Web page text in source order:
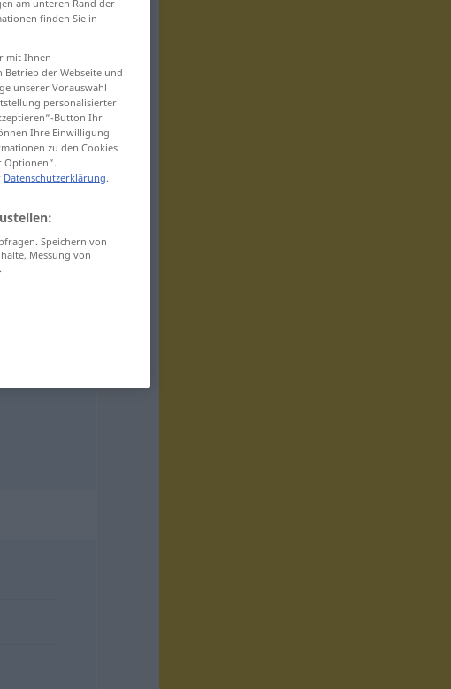
am unteren Rand der
finden Sie in
mit Ihnen
der Webseite und
unserer Vorauswahl
personalisierter
Button Ihr
Ihre Einwilligung
zu den Cookies
Optionen“.
Datenschutzerklärung.
Speichern von
Messung von